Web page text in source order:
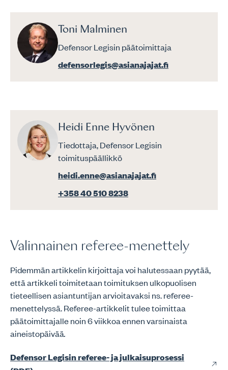
Toni Malminen
Defensor Legisin päätoimittaja
defensorlegis@asianajajat.fi
Heidi Enne Hyvönen
Tiedottaja, Defensor Legisin
toimituspäällikkö
heidi.enne@asianajajat.fi
+358 40 510 8238
Valinnainen referee-menettely
Pidemmän artikkelin kirjoittaja voi halutessaan pyytää,
että artikkeli toimitetaan toimituksen ulkopuolisen
tieteellisen asiantuntijan arvioitavaksi ns. referee-
menettelyssä. Referee-artikkelit tulee toimittaa
päätoimittajalle noin 6 viikkoa ennen varsinaista
aineistopäivää.
Defensor Legisin referee- ja julkaisuprosessi